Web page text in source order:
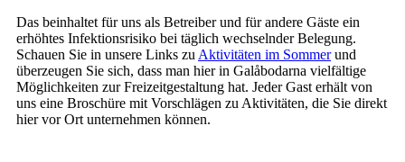
Das beinhaltet für uns als Betreiber und für andere Gäste ein
erhöhtes Infektionsrisiko bei täglich wechselnder Belegung.
Schauen Sie in unsere Links zu Aktivitäten im Sommerund
überzeugen Sie sich, dass man hier in Galåbodarna vielfältige
Möglichkeiten zur Freizeitgestaltung hat. Jeder Gast erhält von
uns eine Broschüre mit Vorschlägen zu Aktivitäten, die Sie direkt
hier vor Ort unternehmen können.